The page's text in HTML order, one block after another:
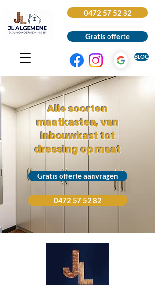
0472 57 52 82
Gratis offerte
BLOG
Alle soorten
maatkasten, van
inbouwkast tot
dressing op maat
Gratis offerte aanvragen
0472 57 52 82